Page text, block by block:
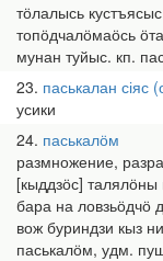
тӧлалысь
топӧдчалӧмаӧсь
мунан туйыс. кп.
23 паськалан сіяс
усики
24 паськалӧм
размножение,
[кыддзӧс]
бара на ловзьӧдчӧ
вож буриндзи кыз
паськалӧм, удм.